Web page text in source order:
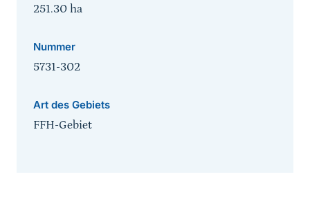
251.30 ha
Nummer
5731-302
Art des Gebiets
FFH-Gebiet